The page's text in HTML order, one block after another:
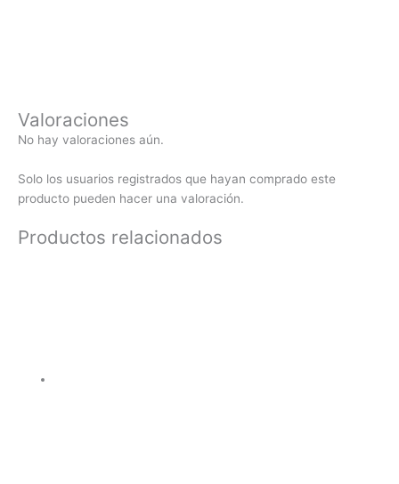
Valoraciones
No hay valoraciones aún.
Solo los usuarios registrados que hayan comprado este
producto pueden hacer una valoración.
Productos relacionados